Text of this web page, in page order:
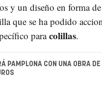
y un diseño en forma
que se ha podido
paracolillas.
PAMPLONA CON UNA OBRA